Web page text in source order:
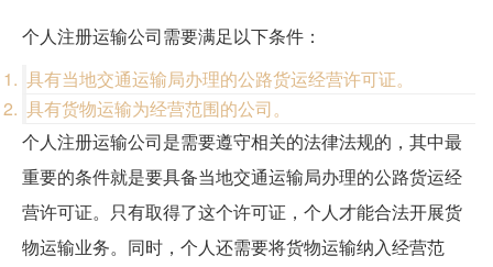
个人注册运输公司需要满足以下条件：
具有当地交通运输局办理的公路货运经营许可证。
具有货物运输为经营范围的公司。
个人注册运输公司是需要遵守相关的法律法规的，其中最
重要的条件就是要具备当地交通运输局办理的公路货运经
营许可证。只有取得了这个许可证，个人才能合法开展货
物运输业务。同时，个人还需要将货物运输纳入经营范